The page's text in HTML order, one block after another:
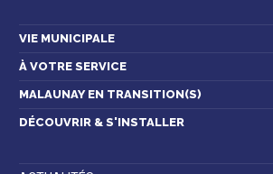
VIE MUNICIPALE
À VOTRE SERVICE
MALAUNAY EN TRANSITION(S)
DÉCOUVRIR & S'INSTALLER